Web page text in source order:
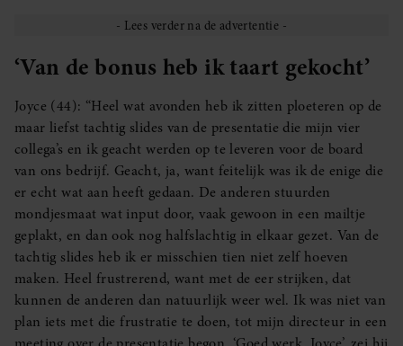
‘Van de bonus heb ik taart gekocht’
Joyce (44): “Heel wat avonden heb ik zitten ploeteren op de
maar liefst tachtig slides van de presentatie die mijn vier
collega’s en ik geacht werden op te leveren voor de board
van ons bedrijf. Geacht, ja, want feitelijk was ik de enige die
er echt wat aan heeft gedaan. De anderen stuurden
mondjesmaat wat input door, vaak gewoon in een mailtje
geplakt, en dan ook nog halfslachtig in elkaar gezet. Van de
tachtig slides heb ik er misschien tien niet zelf hoeven
maken. Heel frustrerend, want met de eer strijken, dat
kunnen de anderen dan natuurlijk weer wel. Ik was niet van
plan iets met die frustratie te doen, tot mijn directeur in een